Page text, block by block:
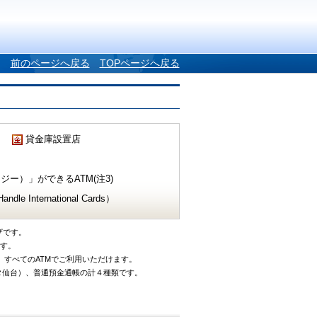
前のページへ戻る TOPページへ戻る
貸金庫設置店
ー）」ができるATM(注3)
International Cards）
す。
。
べてのATMでご利用いただけます。
台）、普通預金通帳の計４種類です。